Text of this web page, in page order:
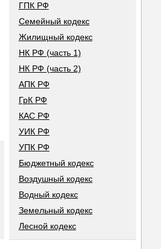
ГПК РФ
Семейный кодекс
Жилищный кодекс
НК РФ (часть 1)
НК РФ (часть 2)
АПК РФ
ГрК РФ
КАС РФ
УИК РФ
УПК РФ
Бюджетный кодекс
Воздушный кодекс
Водный кодекс
Земельный кодекс
Лесной кодекс